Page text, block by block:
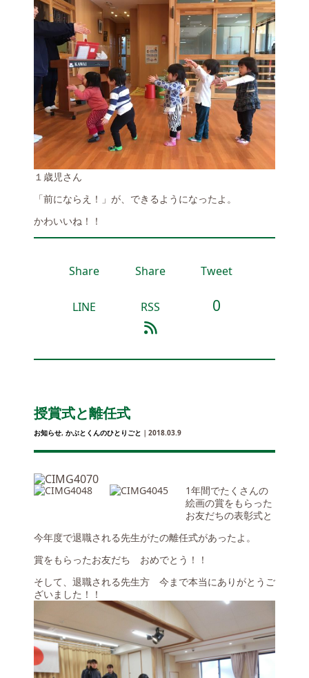
１歳児さん
「前にならえ！」が、できるようになったよ。
かわいいね！！
Share Share Tweet
LINE RSS 0
授賞式と離任式
お知らせ, かぶとくんのひとりごと ｜2018.03.9
1年間でたくさんの
絵画の賞をもらった
お友だちの表彰式と
今年度で退職される先生がたの離任式があったよ。
賞をもらったお友だち おめでとう！！
そして、退職される先生方 今まで本当にありがとうご
ざいました！！